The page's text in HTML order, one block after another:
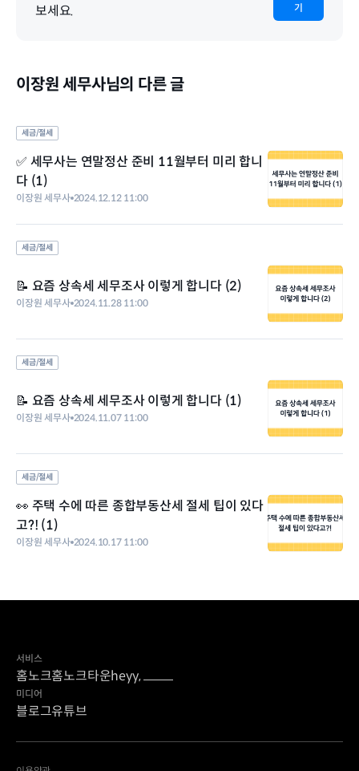
보세요.
기
이장원 세무사님의 다른 글
세금/절세
✅ 세무사는 연말정산 준비 11월부터 미리 합니
다 (1)
이장원 세무사 2024.12.12 11:00
세금/절세
📝 요즘 상속세 세무조사 이렇게 합니다 (2)
이장원 세무사 2024.11.28 11:00
세금/절세
📝 요즘 상속세 세무조사 이렇게 합니다 (1)
이장원 세무사 2024.11.07 11:00
세금/절세
👀 주택 수에 따른 종합부동산세 절세 팁이 있다
고?! (1)
이장원 세무사 2024.10.17 11:00
서비스
홈노크홈노크타운heyy,
미디어
블로그유튜브